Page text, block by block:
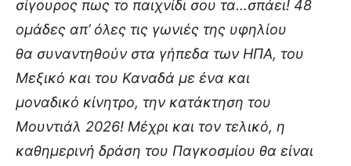
σίγουρος πως το παιχνίδι σου τα…σπάει! 48
ομάδες απ’ όλες τις γωνιές της υφηλίου
θα συναντηθούν στα γήπεδα των ΗΠΑ, του
Μεξικό και του Καναδά με ένα και
μοναδικό κίνητρο, την κατάκτηση του
Μουντιάλ 2026! Μέχρι και τον τελικό, η
καθημερινή δράση του Παγκοσμίου θα είναι